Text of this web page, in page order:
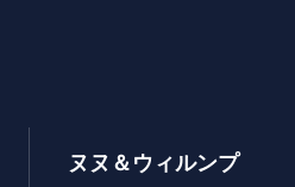
ヌヌ＆ウィルンプ